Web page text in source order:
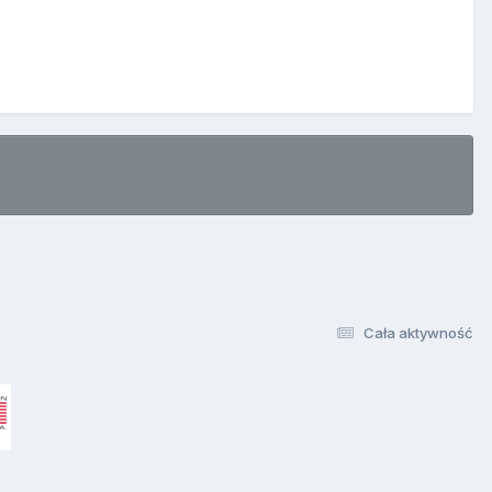
Cała aktywność